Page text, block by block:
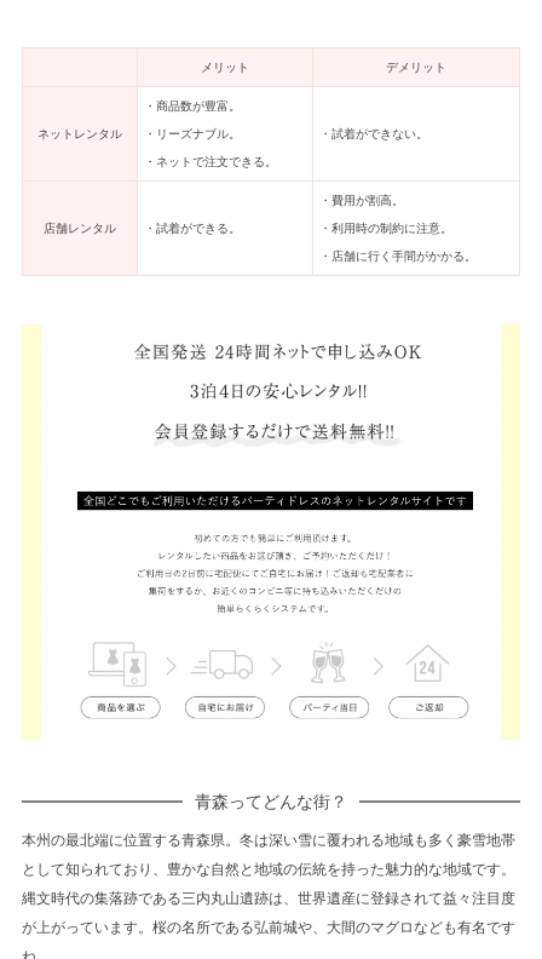
メリット デメリット
ネットレンタル
・商品数が豊富。
・リーズナブル。
・ネットで注文できる。
・試着ができない。
店舗レンタル ・試着ができる。
・費用が割高。
・利用時の制約に注意。
・店舗に行く手間がかかる。
青森ってどんな街？
本州の最北端に位置する青森県。冬は深い雪に覆われる地域も多く豪雪地帯
として知られており、豊かな自然と地域の伝統を持った魅力的な地域です。
縄文時代の集落跡である三内丸山遺跡は、世界遺産に登録されて益々注目度
が上がっています。桜の名所である弘前城や、大間のマグロなども有名です